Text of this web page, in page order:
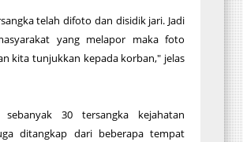
telah difoto dan disidik jari. Jadi
yang melapor maka foto
kita tunjukkan kepada korban," jelas
30 tersangka kejahatan
ditangkap dari beberapa tempat